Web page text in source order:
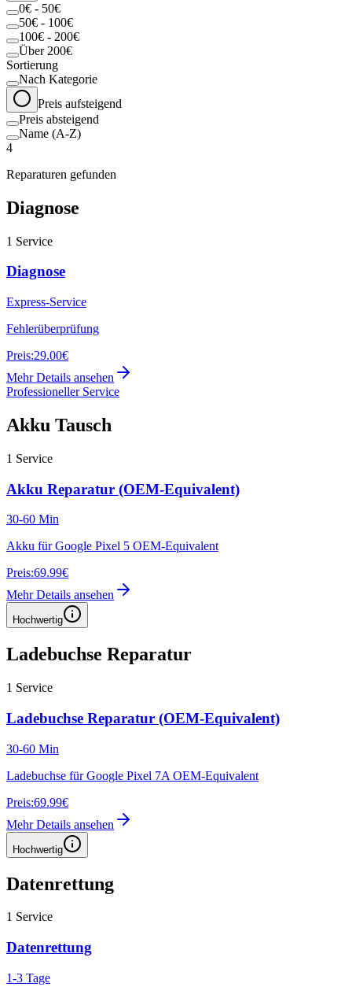
0€ - 50€
50€ - 100€
100€ - 200€
Über 200€
Sortierung
Nach Kategorie
Preis aufsteigend
Preis absteigend
Name (A-Z)
4
Reparaturen gefunden
Diagnose
1 Service
Diagnose
Express-Service
Fehlerüberprüfung
Preis:29.00€
Mehr Details ansehen
Professioneller Service
Akku Tausch
1 Service
Akku Reparatur (OEM-Equivalent)
30-60 Min
Akku für Google Pixel 5 OEM-Equivalent
Preis:69.99€
Mehr Details ansehen
Hochwertig
Ladebuchse Reparatur
1 Service
Ladebuchse Reparatur (OEM-Equivalent)
30-60 Min
Ladebuchse für Google Pixel 7A OEM-Equivalent
Preis:69.99€
Mehr Details ansehen
Hochwertig
Datenrettung
1 Service
Datenrettung
1-3 Tage